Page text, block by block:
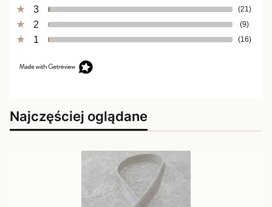
3 (21)
2 (9)
1 (16)
Najczęściej oglądane